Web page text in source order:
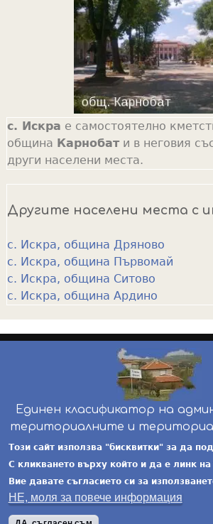
с. Искра е самостоятелно
община Карнобати в неговия
други населени места.
Другите населени места с
с. Искра, община Дряново
с. Искра, община Първомай
с. Искра, община Ситово
с. Искра, община Ардино
Единен класификатор на
териториалните и
инж. Бойчо Добрев-
ползване
Този сайт използва "бисквитки" за да
С кликването върху който и да е линк на
Вие давате съгласието си за
НЕ, моля за повече информация